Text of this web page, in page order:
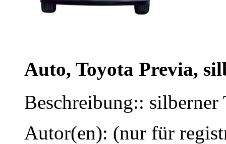
Auto, Toyota Previa,
Beschreibung::
Autor(en): (nur für